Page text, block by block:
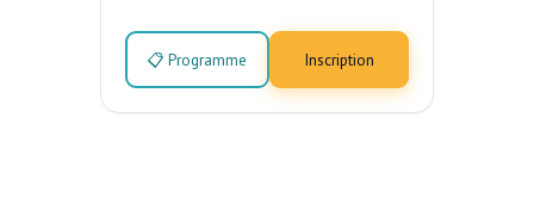
📋 Programme Inscription